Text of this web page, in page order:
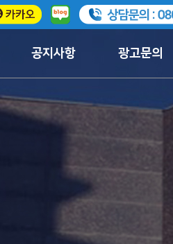
공지사항 광고문의